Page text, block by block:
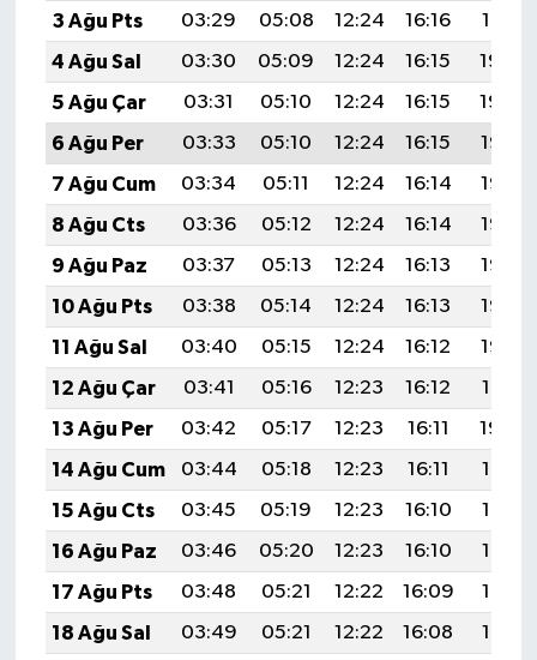
3 Ağu Pts 03:29 05:08 12:24 16:16
19:31
4 Ağu Sal
03:30 05:09 12:24 16:15
19:30
5 Ağu Çar
03:31 05:10 12:24 16:15
19:29
6 Ağu Per
03:33 05:10 12:24 16:15
19:28
7 Ağu Cum
03:34 05:11 12:24 16:14
19:27
8 Ağu Cts
03:36 05:12 12:24 16:14
19:26
9 Ağu Paz
03:37 05:13 12:24 16:13
19:25
10 Ağu Pts
03:38 05:14 12:24 16:13
19:23
11 Ağu Sal
03:40 05:15 12:24 16:12
19:22
12 Ağu Çar
03:41 05:16 12:23 16:12
19:21
13 Ağu Per
03:42 05:17 12:23 16:11
19:20
14 Ağu Cum
03:44 05:18 12:23 16:11
19:18
15 Ağu Cts
03:45 05:19 12:23 16:10
19:17
16 Ağu Paz
03:46 05:20 12:23 16:10
19:16
17 Ağu Pts
03:48 05:21 12:22 16:09
19:14
18 Ağu Sal
03:49 05:21 12:22 16:08
19:13